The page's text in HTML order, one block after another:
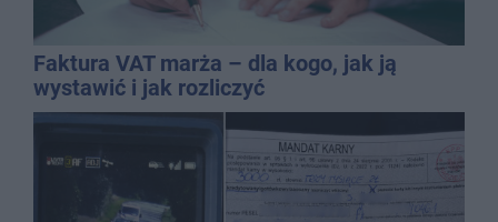
Faktura VAT marża – dla kogo, jak ją
wystawić i jak rozliczyć